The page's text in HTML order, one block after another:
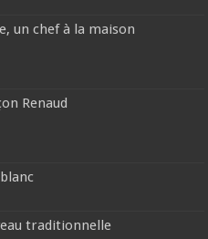
un chef à la maison
Renaud
traditionnelle